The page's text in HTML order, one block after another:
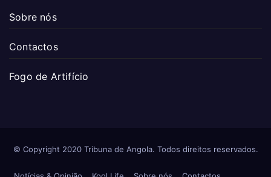
Sobre nós
Contactos
Fogo de Artifício
© Copyright 2020 Tribuna de Angola. Todos direitos reservados.